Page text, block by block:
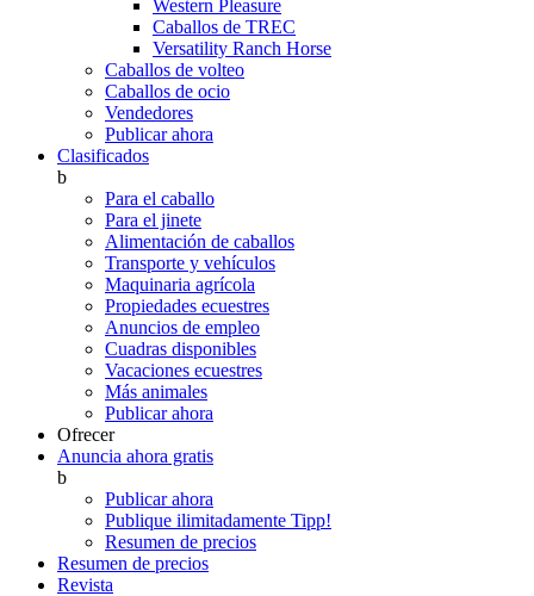
Western Pleasure
Caballos de TREC
Versatility Ranch Horse
Caballos de volteo
Caballos de ocio
Vendedores
Publicar ahora
Clasificados
b
Para el caballo
Para el jinete
Alimentación de caballos
Transporte y vehículos
Maquinaria agrícola
Propiedades ecuestres
Anuncios de empleo
Cuadras disponibles
Vacaciones ecuestres
Más animales
Publicar ahora
Ofrecer
Anuncia ahora gratis
b
Publicar ahora
Publique ilimitadamente Tipp!
Resumen de precios
Resumen de precios
Revista